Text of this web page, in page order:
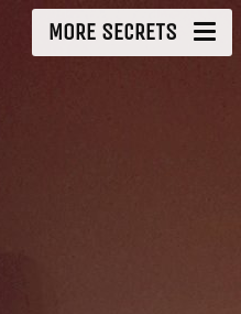
MORE SECRETS